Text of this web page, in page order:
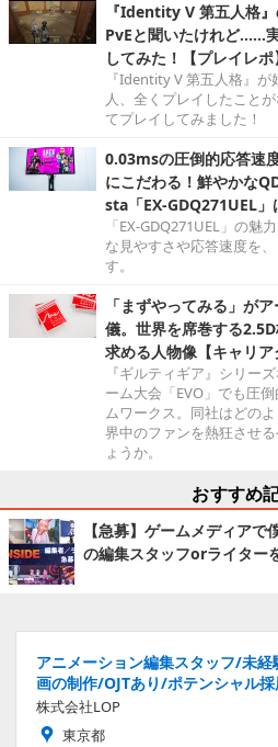
『Identity V 第五人格
PvEと聞いたけれど……
してみた！【プレイレポ】
『Identity V 第五人格』
人、全くプレイしたこと
てプレイしてみました！
0.03msの圧倒的応答速
にこだわる！鮮やかな
sta「EX-GDQ271UEL
「EX-GDQ271UEL」の魅
な見やすさや応答速度を
す。
「まずやってみる」が
儀。世界を席巻する2.5D
求める人物像【キャリア
『ギルティギア』シリー
ーム大会「EVO」でも圧
ムワークス。同社はどの
界中のファンを熱狂させ
ょうか。
おすすめ
【急募】ゲームメディア
の編集スタッフorライター
アニメーション編集スタッフ/未
画の制作/OJTあり/ポテンシャル採
株式会社LOP
東京都